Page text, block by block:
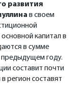
развития
в своем
капитал в
в сумме
предыдущем году.
составит почти
регион составят